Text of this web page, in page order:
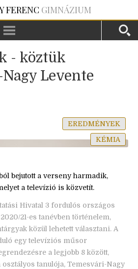
FERENC GIMNÁZIUM
- köztük
Levente
EREDMÉNYEK
KÉMIA
bejutott a verseny harmadik,
a televízió is közvetít.
Hivatal 3 fordulós országos
21-es tanévben történelem,
közül lehetett választani. A
egy televíziós műsor
a legjobb 8 között,
osztályos tanulója, Temesvári-Nagy